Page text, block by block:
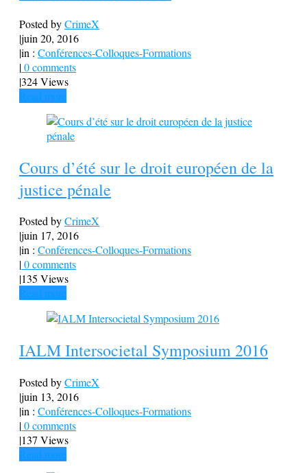
Posted byCrimeX
|juin 20, 2016
|in : Conférences-Colloques-Formations
|0 comments
|324 Views
Read more
Cours d’été sur le droit européen de la
justice pénale
Posted byCrimeX
|juin 17, 2016
|in : Conférences-Colloques-Formations
|0 comments
|135 Views
Read more
IALM Intersocietal Symposium 2016
Posted byCrimeX
|juin 13, 2016
|in : Conférences-Colloques-Formations
|0 comments
|137 Views
Read more